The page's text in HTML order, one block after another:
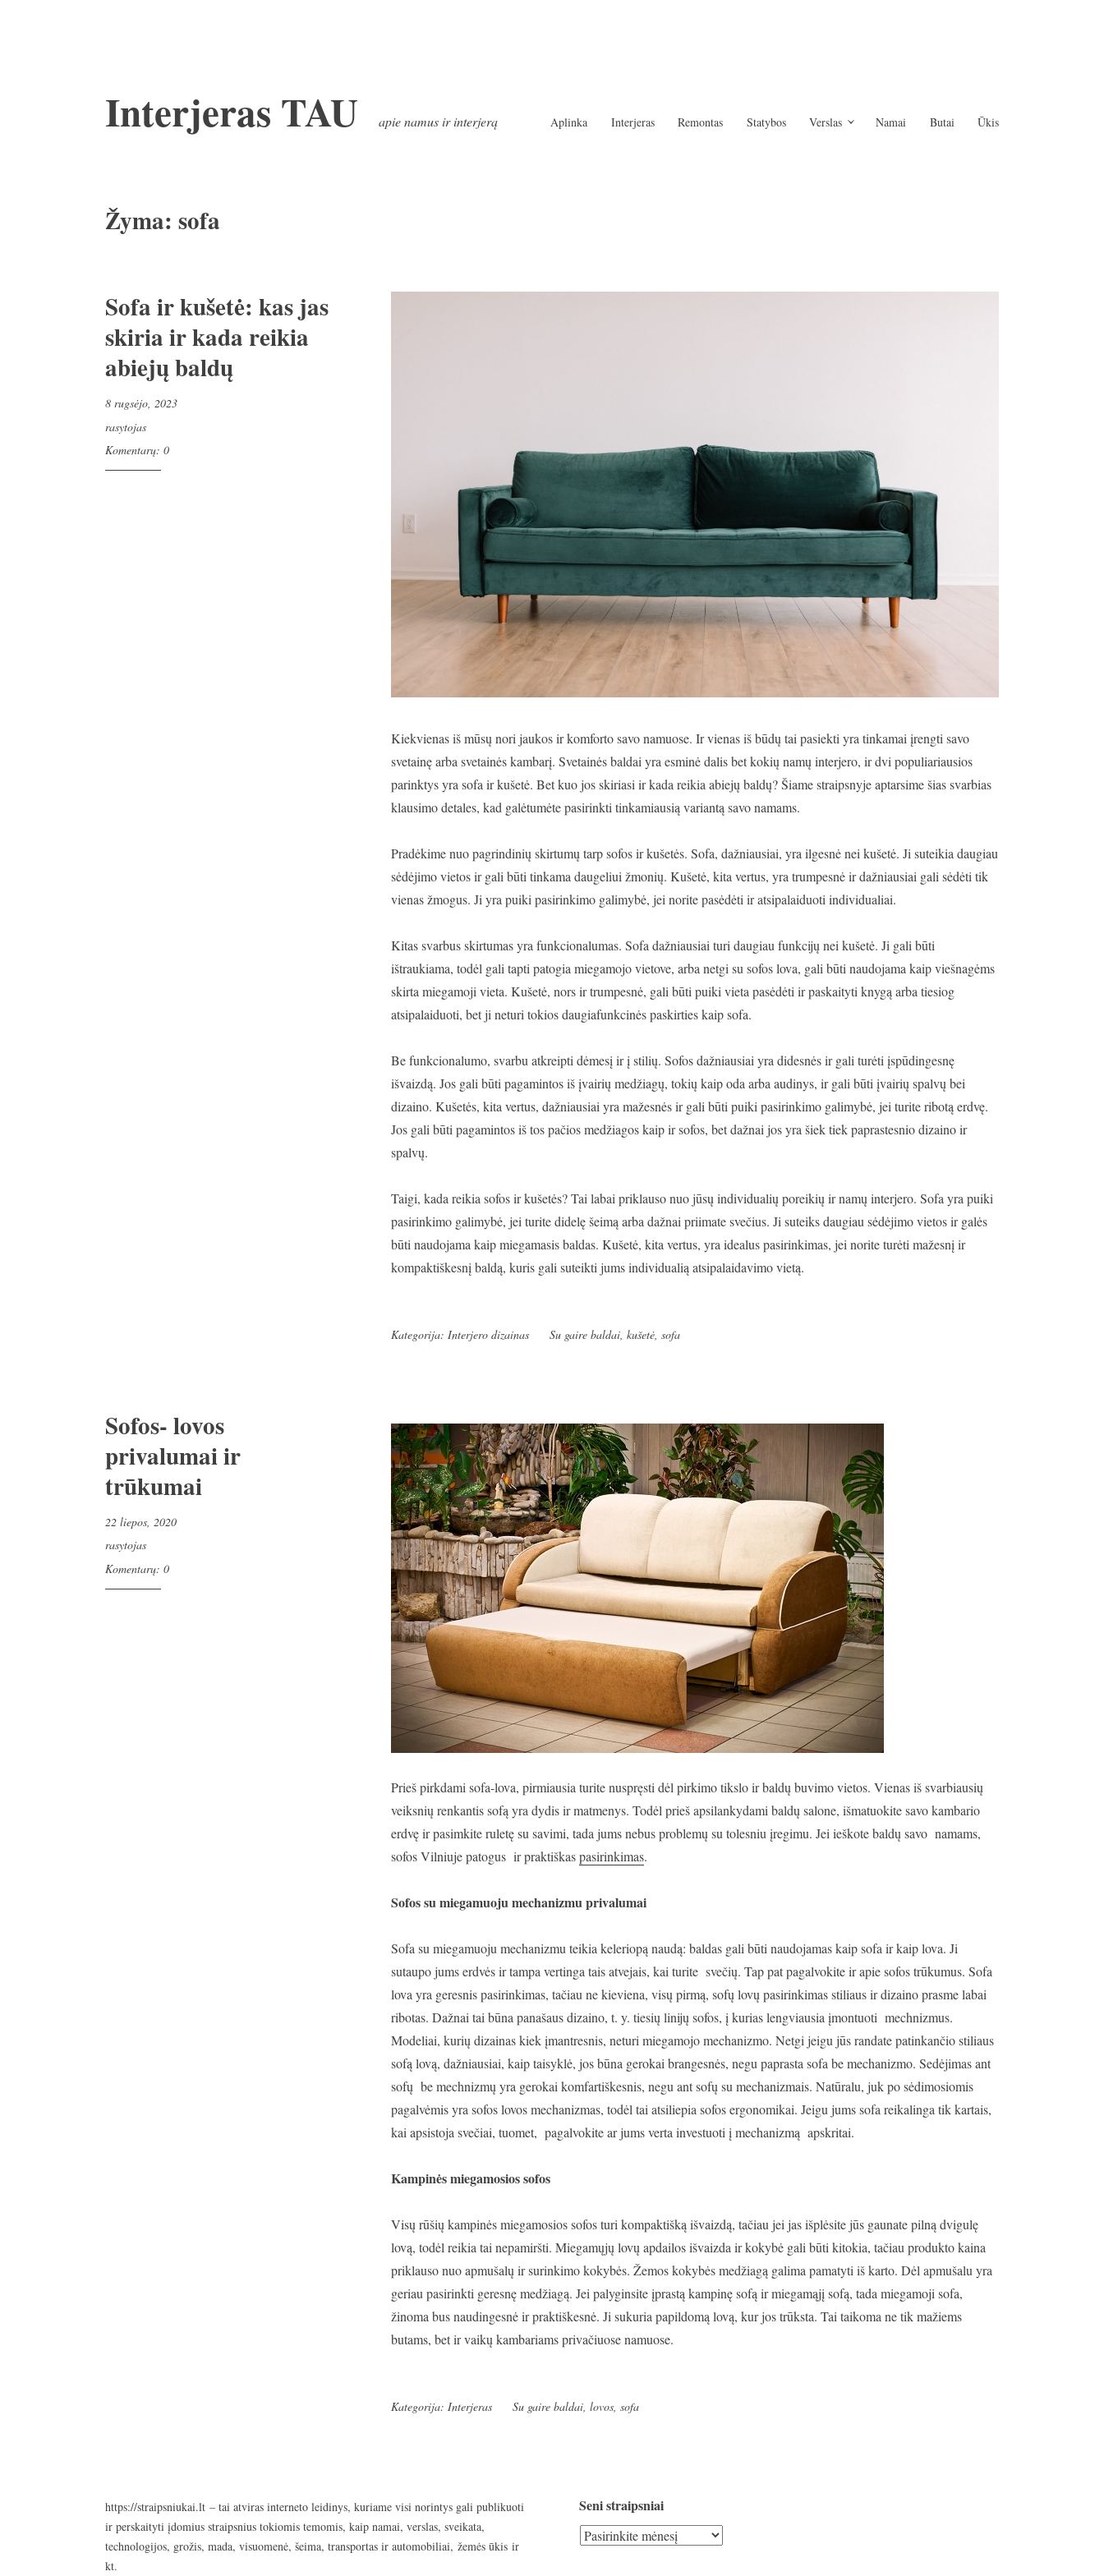
prie
turinio
Interjeras TAU apie namus ir interjerą Aplinka Interjeras Remontas Statybos Verslas Namai Butai Ūkis
Žyma: sofa
Sofa ir kušetė: kas jas
skiria ir kada reikia
abiejų baldų
8 rugsėjo, 2023
rasytojas
Komentarų: 0
Kiekvienas iš mūsų nori jaukos ir komforto savo namuose. Ir vienas iš būdų tai pasiekti yra tinkamai įrengti savo
svetainę arba svetainės kambarį. Svetainės baldai yra esminė dalis bet kokių namų interjero, ir dvi populiariausios
parinktys yra sofa ir kušetė. Bet kuo jos skiriasi ir kada reikia abiejų baldų? Šiame straipsnyje aptarsime šias svarbias
klausimo detales, kad galėtumėte pasirinkti tinkamiausią variantą savo namams.
Pradėkime nuo pagrindinių skirtumų tarp sofos ir kušetės. Sofa, dažniausiai, yra ilgesnė nei kušetė. Ji suteikia daugiau
sėdėjimo vietos ir gali būti tinkama daugeliui žmonių. Kušetė, kita vertus, yra trumpesnė ir dažniausiai gali sėdėti tik
vienas žmogus. Ji yra puiki pasirinkimo galimybė, jei norite pasėdėti ir atsipalaiduoti individualiai.
Kitas svarbus skirtumas yra funkcionalumas. Sofa dažniausiai turi daugiau funkcijų nei kušetė. Ji gali būti
ištraukiama, todėl gali tapti patogia miegamojo vietove, arba netgi su sofos lova, gali būti naudojama kaip viešnagėms
skirta miegamoji vieta. Kušetė, nors ir trumpesnė, gali būti puiki vieta pasėdėti ir paskaityti knygą arba tiesiog
atsipalaiduoti, bet ji neturi tokios daugiafunkcinės paskirties kaip sofa.
Be funkcionalumo, svarbu atkreipti dėmesį ir į stilių. Sofos dažniausiai yra didesnės ir gali turėti įspūdingesnę
išvaizdą. Jos gali būti pagamintos iš įvairių medžiagų, tokių kaip oda arba audinys, ir gali būti įvairių spalvų bei
dizaino. Kušetės, kita vertus, dažniausiai yra mažesnės ir gali būti puiki pasirinkimo galimybė, jei turite ribotą erdvę.
Jos gali būti pagamintos iš tos pačios medžiagos kaip ir sofos, bet dažnai jos yra šiek tiek paprastesnio dizaino ir
spalvų.
Taigi, kada reikia sofos ir kušetės? Tai labai priklauso nuo jūsų individualių poreikių ir namų interjero. Sofa yra puiki
pasirinkimo galimybė, jei turite didelę šeimą arba dažnai priimate svečius. Ji suteiks daugiau sėdėjimo vietos ir galės
būti naudojama kaip miegamasis baldas. Kušetė, kita vertus, yra idealus pasirinkimas, jei norite turėti mažesnį ir
kompaktiškesnį baldą, kuris gali suteikti jums individualią atsipalaidavimo vietą.
Kategorija: Interjero dizainas Su gaire baldai, kušetė, sofa
Sofos- lovos
privalumai ir
trūkumai
22 liepos, 2020
rasytojas
Komentarų: 0
Prieš pirkdami sofa-lova, pirmiausia turite nuspręsti dėl pirkimo tikslo ir baldų buvimo vietos. Vienas iš svarbiausių
veiksnių renkantis sofą yra dydis ir matmenys. Todėl prieš apsilankydami baldų salone, išmatuokite savo kambario
erdvę ir pasimkite ruletę su savimi, tada jums nebus problemų su tolesniu įregimu. Jei ieškote baldų savo namams,
sofos Vilniuje patogus ir praktiškaspasirinkimas.
Sofos su miegamuoju mechanizmu privalumai
Sofa su miegamuoju mechanizmu teikia keleriopą naudą: baldas gali būti naudojamas kaip sofa ir kaip lova. Ji
sutaupo jums erdvės ir tampa vertinga tais atvejais, kai turite svečių. Tap pat pagalvokite ir apie sofos trūkumus. Sofa
lova yra geresnis pasirinkimas, tačiau ne kieviena, visų pirmą, sofų lovų pasirinkimas stiliaus ir dizaino prasme labai
ribotas. Dažnai tai būna panašaus dizaino, t. y. tiesių linijų sofos, į kurias lengviausia įmontuoti mechnizmus.
Modeliai, kurių dizainas kiek įmantresnis, neturi miegamojo mechanizmo. Netgi jeigu jūs randate patinkančio stiliaus
sofą lovą, dažniausiai, kaip taisyklė, jos būna gerokai brangesnės, negu paprasta sofa be mechanizmo. Sedėjimas ant
sofų be mechnizmų yra gerokai komfartiškesnis, negu ant sofų su mechanizmais. Natūralu, juk po sėdimosiomis
pagalvėmis yra sofos lovos mechanizmas, todėl tai atsiliepia sofos ergonomikai. Jeigu jums sofa reikalinga tik kartais,
kai apsistoja svečiai, tuomet, pagalvokite ar jums verta investuoti į mechanizmą apskritai.
Kampinės miegamosios sofos
Visų rūšių kampinės miegamosios sofos turi kompaktišką išvaizdą, tačiau jei jas išplėsite jūs gaunate pilną dvigulę
lovą, todėl reikia tai nepamiršti. Miegamųjų lovų apdailos išvaizda ir kokybė gali būti kitokia, tačiau produkto kaina
priklauso nuo apmušalų ir surinkimo kokybės. Žemos kokybės medžiagą galima pamatyti iš karto. Dėl apmušalu yra
geriau pasirinkti geresnę medžiagą. Jei palyginsite įprastą kampinę sofą ir miegamąjį sofą, tada miegamoji sofa,
žinoma bus naudingesnė ir praktiškesnė. Ji sukuria papildomą lovą, kur jos trūksta. Tai taikoma ne tik mažiems
butams, bet ir vaikų kambariams privačiuose namuose.
Kategorija:Interjeras Su gaire baldai, lovos, sofa
https://straipsniukai.lt – tai atviras interneto leidinys, kuriame visi norintys gali publikuoti
ir perskaityti įdomius straipsnius tokiomis temomis, kaip namai, verslas, sveikata,
technologijos, grožis, mada, visuomenė, šeima, transportas ir automobiliai, žemės ūkis ir
kt.
Seni straipsniai
Seni